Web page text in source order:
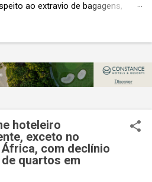
ao extravio de bagagens,
da SITA, a 20ª edição anual
referência à indústria. (© SITA)
anualmente. Cada mala
médio de US$ 260. Com um
US$ 8 por passageiro, uma mala
de 30 assentos vendidos, e
voo inteiro. O núme...
hoteleiro
exceto no
com declínio
quartos em